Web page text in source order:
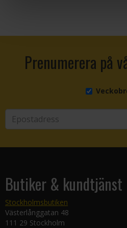
Prenumerera på
Butiker & kundtjänst
Stockholmsbutiken
Västerlånggatan 48
111 29 Stockholm